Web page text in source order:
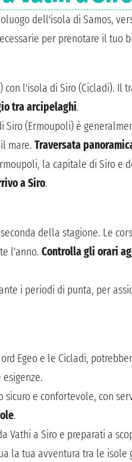
dell'isola di Samos,
per prenotare il tuo
l'isola di Siro (Cicladi). Il
tra arcipelaghi.
Siro (Ermoupoli) è
mare. Traversata
la capitale di Siro e
a Siro.
della stagione. Le
l'anno. Controlla gli orari
i periodi di punta, per
Egeo e le Cicladi,
e confortevole, con
.
Vathi a Siro e preparati a
la tua avventura tra le isole